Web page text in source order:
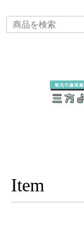
Item